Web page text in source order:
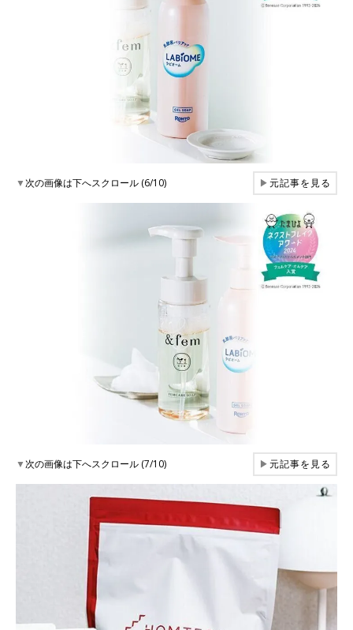
▼次の画像は下へスクロール (6/10) ▶元記事を見る
▼次の画像は下へスクロール (7/10) ▶元記事を見る